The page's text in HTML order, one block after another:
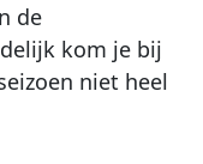
de
kom je bij
niet heel